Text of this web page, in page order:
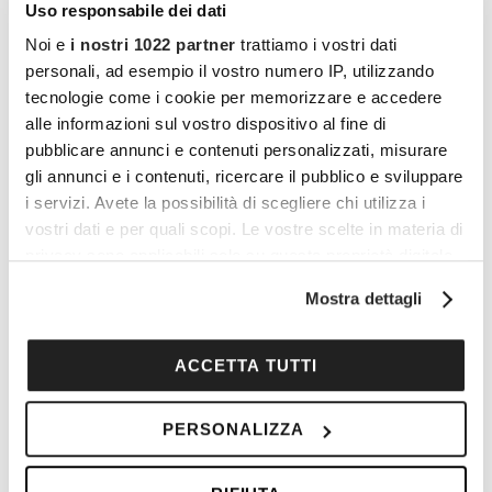
Uso responsabile dei dati
Noi e i nostri 1022 partner trattiamo i vostri dati
personali, ad esempio il vostro numero IP, utilizzando
tecnologie come i cookie per memorizzare e accedere
alle informazioni sul vostro dispositivo al fine di
pubblicare annunci e contenuti personalizzati, misurare
gli annunci e i contenuti, ricercare il pubblico e sviluppare
i servizi. Avete la possibilità di scegliere chi utilizza i
vostri dati e per quali scopi. Le vostre scelte in materia di
modificare o revocare il proprio consenso in qualsiasi
sull'icona di attivazione della privacy.
raccogliere informazioni sulla tua posizione
geografica, con un'approssimazione di qualche
Mostra dettagli
ACCETTA TUTTI
PERSONALIZZA
menopausa può essere un momento di
riflessione e crescita personale. Prenditi il
tempo di curarti e di concentrarti sul tuo
benessere fisico e mentale.
La menopausa è un momento di
trasformazione ma con il giusto approccio e
supporto può essere affrontata con successo.
periodo è fondamentale per mantenere una
buona qualità della vita e prevenire potenziali
problemi di salute. Sfrutta questa occasione per
adottare uno stile di vita sano e curare il tuo
benessere cerca di mantenere una prospettiva
positiva mentre affronti questa nuova